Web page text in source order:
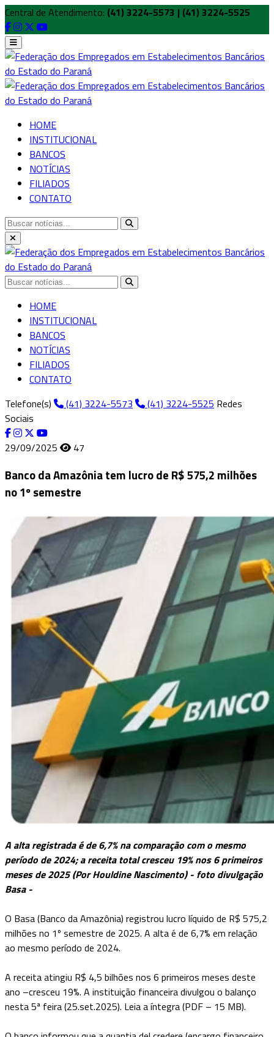
Central de Atendimento: (41) 3224-5573 | (41) 3224-5525
HOME
INSTITUCIONAL
BANCOS
NOTÍCIAS
FILIADOS
CONTATO
HOME
INSTITUCIONAL
BANCOS
NOTÍCIAS
FILIADOS
CONTATO
Telefone(s)
(41) 3224-5573 (41) 3224-5525 Redes
Sociais
29/09/2025
47
Banco da Amazônia tem lucro de R$ 575,2 milhões
no 1º semestre
A alta registrada é de 6,7% na comparação com o mesmo
período de 2024; a receita total cresceu 19% nos 6 primeiros
meses de 2025 (Por Houldine Nascimento) - foto divulgação
Basa -
O Basa (Banco da Amazônia) registrou lucro líquido de R$ 575,2
milhões no 1º semestre de 2025. A alta é de 6,7% em relação
ao mesmo período de 2024.
A receita atingiu R$ 4,5 bilhões nos 6 primeiros meses deste
ano –cresceu 19%. A instituição financeira divulgou o balanço
nesta 5ª feira (25.set.2025). Leia a íntegra (PDF – 15 MB).